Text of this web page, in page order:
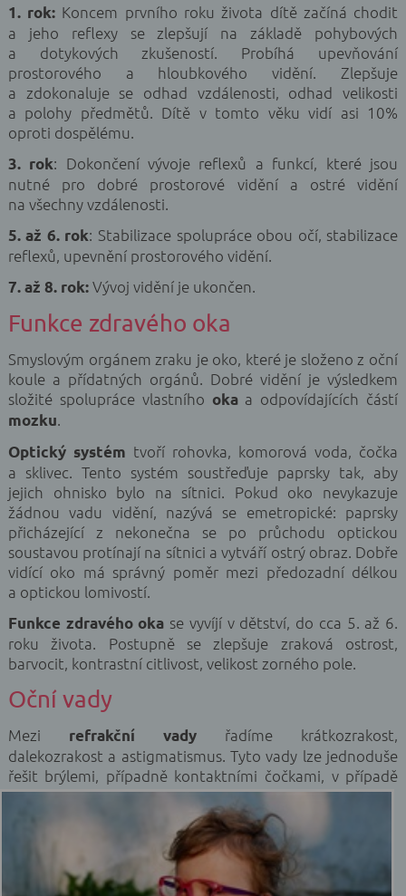
1. rok: Koncem prvního roku života dítě začíná chodit
a jeho reflexy se zlepšují na základě pohybových
a dotykových zkušeností. Probíhá upevňování
prostorového a hloubkového vidění. Zlepšuje
a zdokonaluje se odhad vzdálenosti, odhad velikosti
a polohy předmětů. Dítě v tomto věku vidí asi 10%
oproti dospělému.
3. rok: Dokončení vývoje reflexů a funkcí, které jsou
nutné pro dobré prostorové vidění a ostré vidění
na všechny vzdálenosti.
5. až 6. rok: Stabilizace spolupráce obou očí, stabilizace
reflexů, upevnění prostorového vidění.
7. až 8. rok:Vývoj vidění je ukončen.
Funkce zdravého oka
Smyslovým orgánem zraku je oko, které je složeno z oční
koule a přídatných orgánů. Dobré vidění je výsledkem
složité spolupráce vlastního okaa odpovídajících částí
mozku.
Optický systém tvoří rohovka, komorová voda, čočka
a sklivec. Tento systém soustřeďuje paprsky tak, aby
jejich ohnisko bylo na sítnici. Pokud oko nevykazuje
žádnou vadu vidění, nazývá se emetropické: paprsky
přicházející z nekonečna se po průchodu optickou
soustavou protínají na sítnici a vytváří ostrý obraz. Dobře
vidící oko má správný poměr mezi předozadní délkou
a optickou lomivostí.
Funkce zdravého oka se vyvíjí v dětství, do cca 5. až 6.
roku života. Postupně se zlepšuje zraková ostrost,
barvocit, kontrastní citlivost, velikost zorného pole.
Oční vady
Mezi refrakční vady řadíme krátkozrakost,
dalekozrakost a astigmatismus. Tyto vady lze jednoduše
řešit brýlemi, případně kontaktními čočkami, v případě